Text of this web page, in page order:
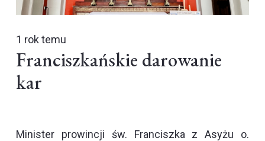
1 rok temu
Franciszkańskie darowanie
kar
Minister prowincji św. Franciszka z Asyżu o.